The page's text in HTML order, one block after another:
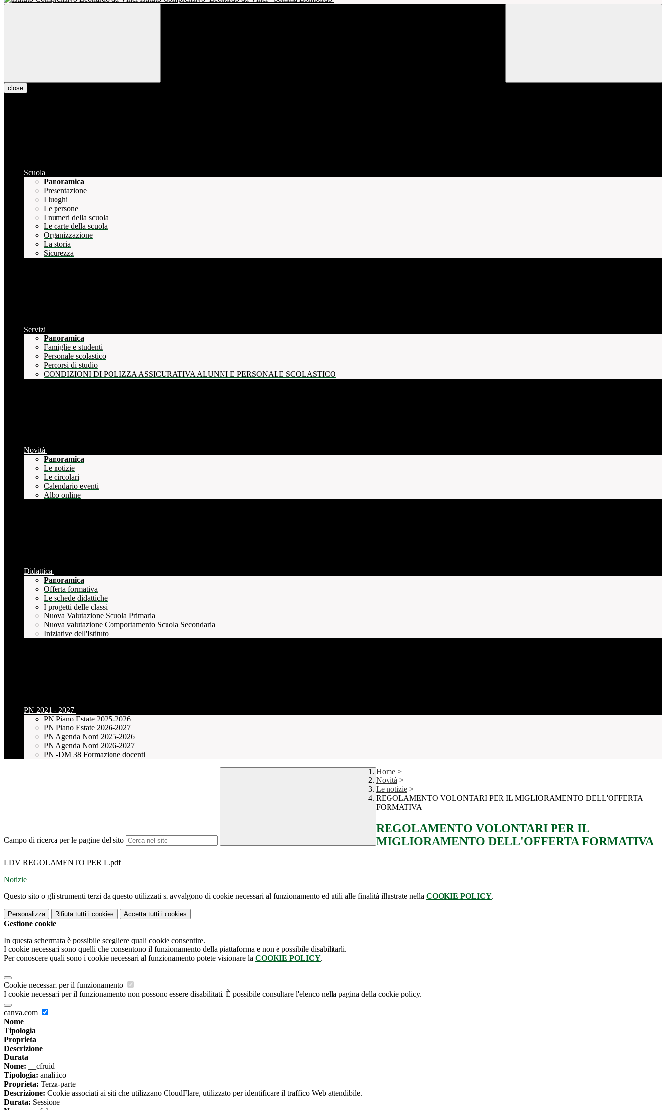
close
Scuola
Panoramica
Presentazione
I luoghi
Le persone
I numeri della scuola
Le carte della scuola
Organizzazione
La storia
Sicurezza
Servizi
Panoramica
Famiglie e studenti
Personale scolastico
Percorsi di studio
CONDIZIONI DI POLIZZA ASSICURATIVA ALUNNI E PERSONALE SCOLASTICO
Novità
Panoramica
Le notizie
Le circolari
Calendario eventi
Albo online
Didattica
Panoramica
Offerta formativa
Le schede didattiche
I progetti delle classi
Nuova Valutazione Scuola Primaria
Nuova valutazione Comportamento Scuola Secondaria
Iniziative dell'Istituto
PN 2021 - 2027
PN Piano Estate 2025-2026
PN Piano Estate 2026-2027
PN Agenda Nord 2025-2026
PN Agenda Nord 2026-2027
PN -DM 38 Formazione docenti
Campo di ricerca per le pagine del sito
Home >
Novità >
Le notizie >
REGOLAMENTO VOLONTARI PER IL MIGLIORAMENTO DELL'OFFERTA
FORMATIVA
REGOLAMENTO VOLONTARI PER IL
MIGLIORAMENTO DELL'OFFERTA FORMATIVA
LDV REGOLAMENTO PER L.pdf
Notizie
Questo sito o gli strumenti terzi da questo utilizzati si avvalgono di cookie necessari al funzionamento ed utili alle finalità illustrate nella COOKIE POLICY.
Personalizza Rifiuta tutti i cookies Accetta tutti i cookies
Gestione cookie
In questa schermata è possibile scegliere quali cookie consentire.
I cookie necessari sono quelli che consentono il funzionamento della piattaforma e non è possibile disabilitarli.
Per conoscere quali sono i cookie necessari al funzionamento potete visionare la COOKIE POLICY.
Cookie necessari per il funzionamento
I cookie necessari per il funzionamento non possono essere disabilitati. È possibile consultare l'elenco nella pagina della cookie policy.
canva.com
Nome
Tipologia
Proprieta
Descrizione
Durata
Nome: __cfruid
Tipologia: analitico
Proprieta: Terza-parte
Descrizione: Cookie associati ai siti che utilizzano CloudFlare, utilizzato per identificare il traffico Web attendibile.
Durata: Sessione